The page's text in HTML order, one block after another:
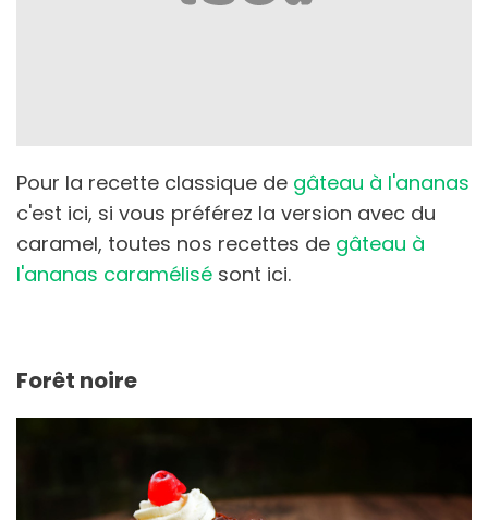
Pour la recette classique de gâteau à l'ananas
c'est ici, si vous préférez la version avec du
caramel, toutes nos recettes de gâteau à
l'ananas caramélisé sont ici.
Forêt noire